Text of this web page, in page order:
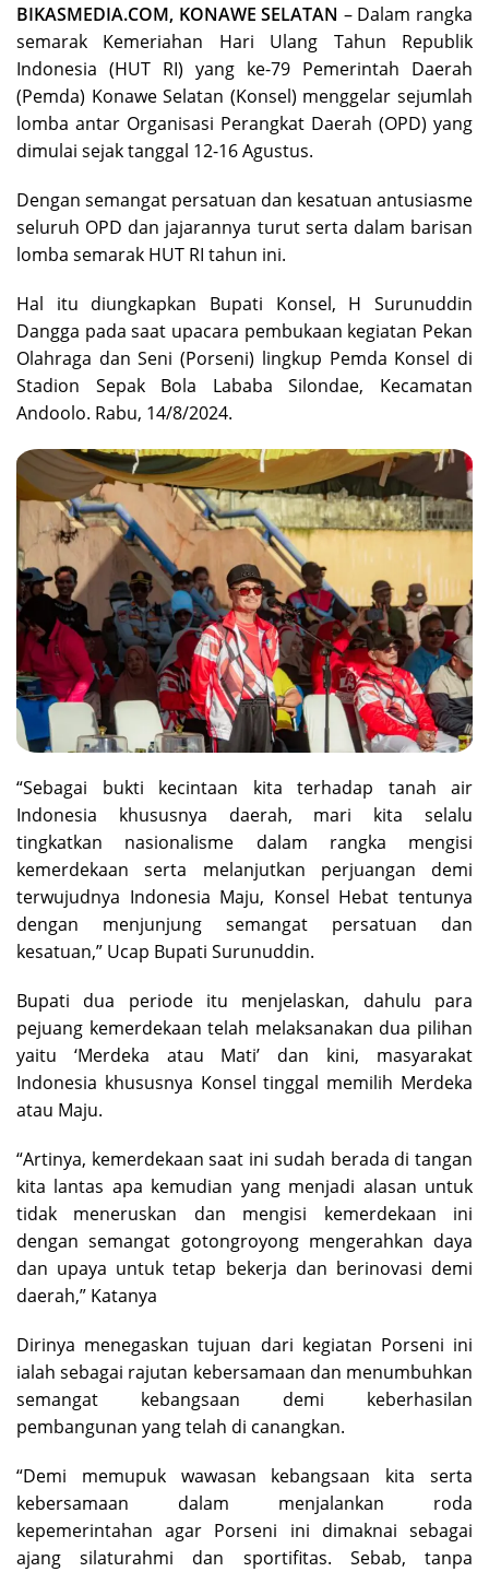
BIKASMEDIA.COM, KONAWE SELATAN – Dalam rangka
semarak Kemeriahan Hari Ulang Tahun Republik
Indonesia (HUT RI) yang ke-79 Pemerintah Daerah
(Pemda) Konawe Selatan (Konsel) menggelar sejumlah
lomba antar Organisasi Perangkat Daerah (OPD) yang
dimulai sejak tanggal 12-16 Agustus.
Dengan semangat persatuan dan kesatuan antusiasme
seluruh OPD dan jajarannya turut serta dalam barisan
lomba semarak HUT RI tahun ini.
Hal itu diungkapkan Bupati Konsel, H Surunuddin
Dangga pada saat upacara pembukaan kegiatan Pekan
Olahraga dan Seni (Porseni) lingkup Pemda Konsel di
Stadion Sepak Bola Lababa Silondae, Kecamatan
Andoolo. Rabu, 14/8/2024.
“Sebagai bukti kecintaan kita terhadap tanah air
Indonesia khususnya daerah, mari kita selalu
tingkatkan nasionalisme dalam rangka mengisi
kemerdekaan serta melanjutkan perjuangan demi
terwujudnya Indonesia Maju, Konsel Hebat tentunya
dengan menjunjung semangat persatuan dan
kesatuan,” Ucap Bupati Surunuddin.
Bupati dua periode itu menjelaskan, dahulu para
pejuang kemerdekaan telah melaksanakan dua pilihan
yaitu ‘Merdeka atau Mati’ dan kini, masyarakat
Indonesia khususnya Konsel tinggal memilih Merdeka
atau Maju.
“Artinya, kemerdekaan saat ini sudah berada di tangan
kita lantas apa kemudian yang menjadi alasan untuk
tidak meneruskan dan mengisi kemerdekaan ini
dengan semangat gotongroyong mengerahkan daya
dan upaya untuk tetap bekerja dan berinovasi demi
daerah,” Katanya
Dirinya menegaskan tujuan dari kegiatan Porseni ini
ialah sebagai rajutan kebersamaan dan menumbuhkan
semangat kebangsaan demi keberhasilan
pembangunan yang telah di canangkan.
“Demi memupuk wawasan kebangsaan kita serta
kebersamaan dalam menjalankan roda
kepemerintahan agar Porseni ini dimaknai sebagai
ajang silaturahmi dan sportifitas. Sebab, tanpa